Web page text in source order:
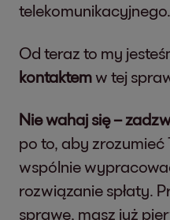
telekomunikacyjnego.
Od teraz to my
kontaktemw tej
Nie wahaj się –
po to, aby zrozumieć
wspólnie
rozwiązanie spłaty.
sprawę, masz już